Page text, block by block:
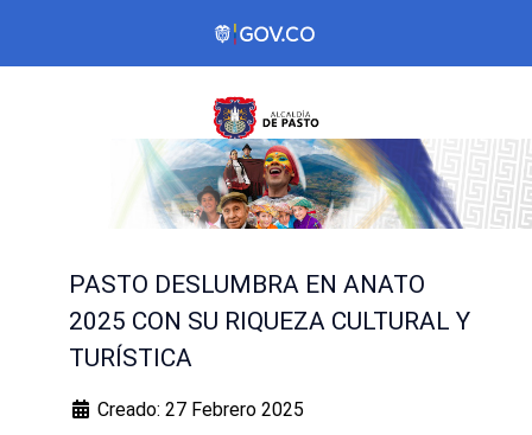
PASTO DESLUMBRA EN ANATO
2025 CON SU RIQUEZA CULTURAL Y
TURÍSTICA
Creado: 27 Febrero 2025